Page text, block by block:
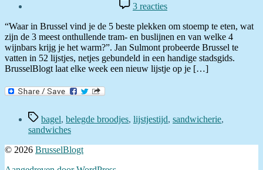
3 reacties
Lijstjestijd
#30:
de
6
lekkerste
sandwiches
“Waar in Brussel vind je de 5 beste plekken om stoemp te eten, wat
zijn de 3 meest onthullende tram- en buslijnen en van welke 4
wijnbars krijg je het warm?”. Jan Sulmont probeerde Brussel te
vatten in 52 lijstjes, netjes gebundeld in een handige stadsgids.
BrusselBlogt laat elke week een nieuw lijstje op je […]
Tagsbagel, belegde broodjes, lijstjestijd, sandwicherie,
sandwiches
© 2026 BrusselBlogt